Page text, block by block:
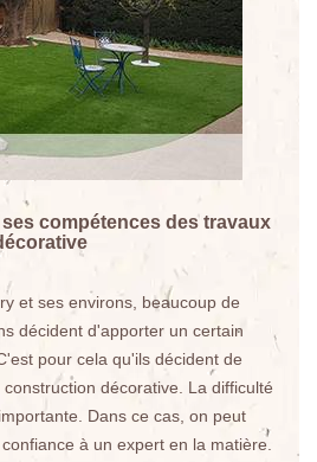
compétences des travaux
et ses environs, beaucoup de
décident d'apporter un certain
pour cela qu'ils décident de
décorative. La difficulté
Dans ce cas, on peut
à un expert en la matière.